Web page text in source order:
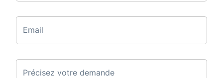
Email
Précisez votre demande